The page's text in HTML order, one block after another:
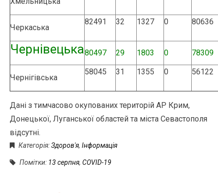
Черкаська
82491 32 1327 0 80636
Чернівецька80497 29 1803 0 78309
Чернігівська
58045 31 1355 0 56122
Дані з тимчасово окупованих територій АР Крим,
Донецької, Луганської областей та міста Севастополя
відсутні.
Категорія:Здоров'я, Інформація
Помітки: 13 серпня, COVID-19